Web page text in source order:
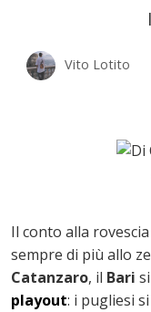
Vito Lotito
Il conto alla
sempre di più allo
Catanzaro, il Bari
playout: i pugliesi